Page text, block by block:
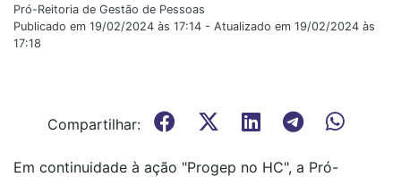
Pró-Reitoria de Gestão de Pessoas
Publicado em 19/02/2024 às 17:14 - Atualizado em 19/02/2024 às
17:18
Compartilhar:
Em continuidade à ação "Progep no HC", a Pró-